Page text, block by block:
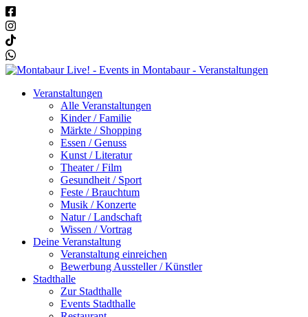
Veranstaltungen
Alle Veranstaltungen
Kinder / Familie
Märkte / Shopping
Essen / Genuss
Kunst / Literatur
Theater / Film
Gesundheit / Sport
Feste / Brauchtum
Musik / Konzerte
Natur / Landschaft
Wissen / Vortrag
Deine Veranstaltung
Veranstaltung einreichen
Bewerbung Aussteller / Künstler
Stadthalle
Zur Stadthalle
Events Stadthalle